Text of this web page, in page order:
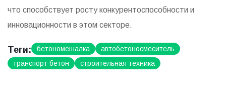
что способствует росту конкурентоспособности и
инновационности в этом секторе.
Теги: бетономешалка
автобетоносмеситель
транспорт бетон
строительная техника